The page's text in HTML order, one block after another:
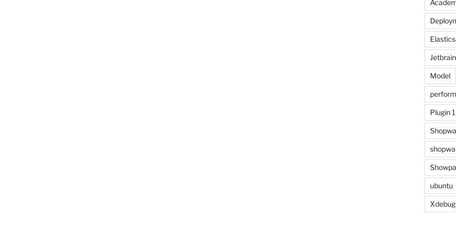
Model
Plugin
ubuntu
Xdebug